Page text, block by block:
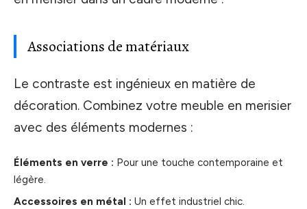
Associations de matériaux
Le contraste est ingénieux en matière de
décoration. Combinez votre meuble en merisier
avec des éléments modernes :
Éléments en verre : Pour une touche contemporaine et
légère.
Accessoires en métal : Un effet industriel chic.